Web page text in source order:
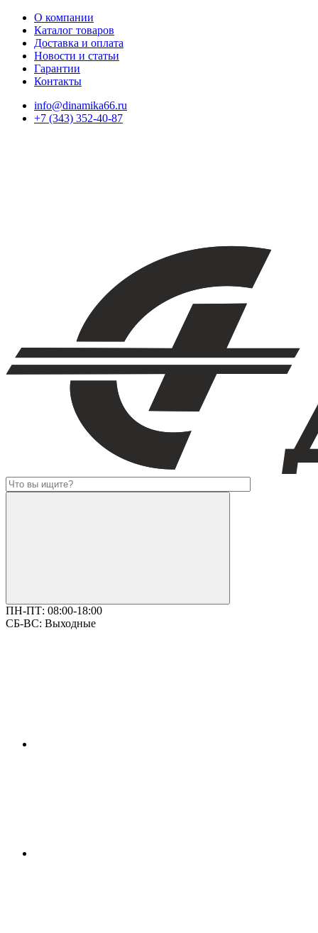
О компании
Каталог товаров
Доставка и оплата
Новости и статьи
Гарантии
Контакты
info@dinamika66.ru
+7 (343) 352-40-87
ПН-ПТ: 08:00-18:00
СБ-ВС: Выходные